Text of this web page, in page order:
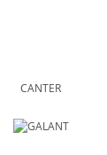
CANTER